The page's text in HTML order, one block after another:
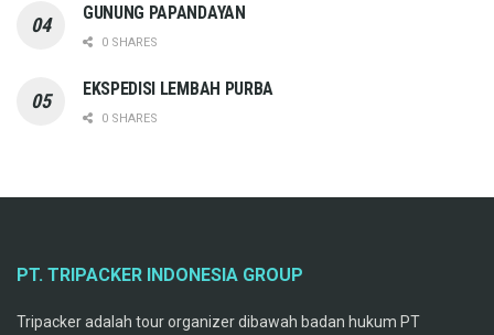
GUNUNG PAPANDAYAN
0 SHARES
EKSPEDISI LEMBAH PURBA
0 SHARES
PT. TRIPACKER INDONESIA GROUP
Tripacker adalah tour organizer dibawah badan hukum PT